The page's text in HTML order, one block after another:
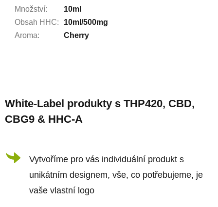
Množství:
10ml
Obsah HHC:
10ml/500mg
Aroma: Cherry
á
p
a
White-Label produkty s THP420, CBD,
CBG9 & HHC-A
Vytvoříme pro vás individuální produkt s
unikátním designem, vše, co potřebujeme, je
vaše vlastní logo